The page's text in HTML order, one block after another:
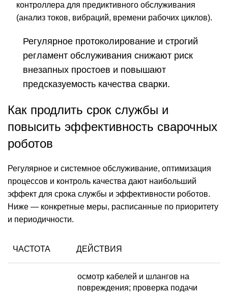
контроллера для предиктивного обслуживания
(анализ токов, вибраций, времени рабочих циклов).
Регулярное протоколирование и строгий
регламент обслуживания снижают риск
внезапных простоев и повышают
предсказуемость качества сварки.
Как продлить срок службы и
повысить эффективность сварочных
роботов
Регулярное и системное обслуживание, оптимизация
процессов и контроль качества дают наибольший
эффект для срока службы и эффективности роботов.
Ниже — конкретные меры, расписанные по приоритету
и периодичности.
ЧАСТОТА ДЕЙСТВИЯ
осмотр кабелей и шлангов на
повреждения; проверка подачи